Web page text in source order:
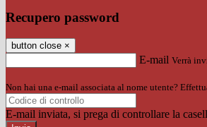
Recupero password
button close ×
E-mail Verrà
Non hai una e-mail associata al nome utente?
E-mail inviata, si prega di controllare la